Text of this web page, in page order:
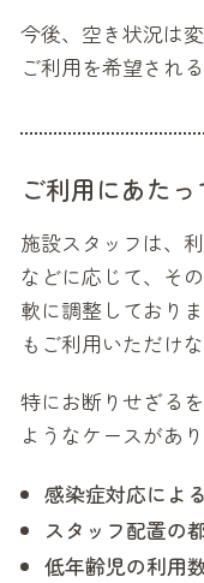
今後、空き状況は
ご利用を希望され
ご利用にあた
施設スタッフは、
などに応じて、そ
軟に調整しており
もご利用いただけ
特にお断りせざる
ようなケースがあり
感染症対応によ
スタッフ配置の
低年齢児の利用